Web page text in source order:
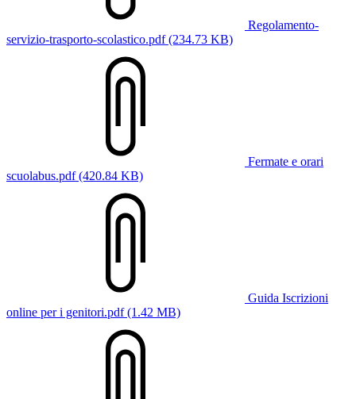
Regolamento-
servizio-trasporto-scolastico.pdf (234.73 KB)
Fermate e orari
scuolabus.pdf (420.84 KB)
Guida Iscrizioni
online per i genitori.pdf (1.42 MB)